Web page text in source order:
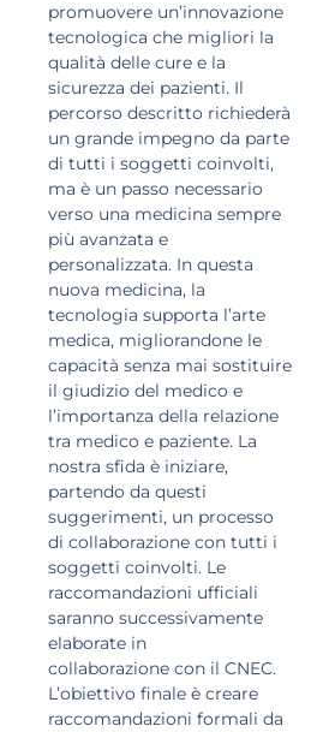
promuovere un’innovazione
tecnologica che migliori la
qualità delle cure e la
sicurezza dei pazienti. Il
percorso descritto richiederà
un grande impegno da parte
di tutti i soggetti coinvolti,
ma è un passo necessario
verso una medicina sempre
più avanzata e
personalizzata. In questa
nuova medicina, la
tecnologia supporta l’arte
medica, migliorandone le
capacità senza mai sostituire
il giudizio del medico e
l’importanza della relazione
tra medico e paziente. La
nostra sfida è iniziare,
partendo da questi
suggerimenti, un processo
di collaborazione con tutti i
soggetti coinvolti. Le
raccomandazioni ufficiali
saranno successivamente
elaborate in
collaborazione con il CNEC.
L’obiettivo finale è creare
raccomandazioni formali da